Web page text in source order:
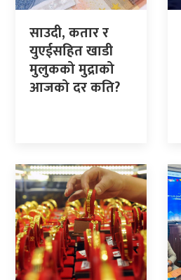
साउदी, कतार र
युएईसहित खाडी
मुलुकको मुद्राको
आजको दर कति?